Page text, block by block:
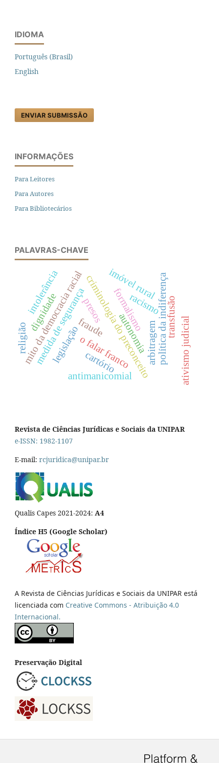
IDIOMA
Português (Brasil)
English
ENVIAR SUBMISSÃO
INFORMAÇÕES
Para Leitores
Para Autores
Para Bibliotecários
PALAVRAS-CHAVE
racismo
criminologia do preconceito
legislação
mito da democracia racialo falar franco política da indiferença
medida de segurança
antimanicomial
autonomia
dignidade
intolerância
religião transfusãoativismo judicial
presos
arbitragem
fraude
imóvel rural
cartório
formalismo
Revista de Ciências Jurídicas e Sociais da UNIPAR
e-ISSN: 1982-1107
E-mail: rcjuridica@unipar.br
Qualis Capes 2021-2024: A4
Índice H5 (Google Scholar)
A Revista de Ciências Jurídicas e Sociais da UNIPAR está
licenciada com Creative Commons - Atribuição 4.0
Internacional.
Preservação Digital